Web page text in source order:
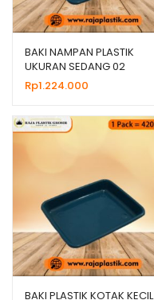
BAKI NAMPAN PLASTIK
UKURAN SEDANG 02
SUPER, JUAL HARGA
MURAH
Rp1.224.000
BAKI PLASTIK KOTAK KECIL